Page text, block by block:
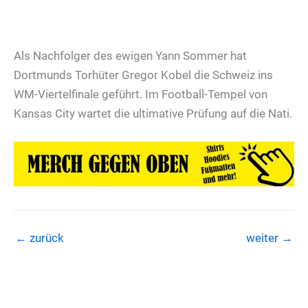
Als Nachfolger des ewigen Yann Sommer hat
Dortmunds Torhüter Gregor Kobel die Schweiz ins
WM-Viertelfinale geführt. Im Football-Tempel von
Kansas City wartet die ultimative Prüfung auf die Nati.
← zurück weiter →